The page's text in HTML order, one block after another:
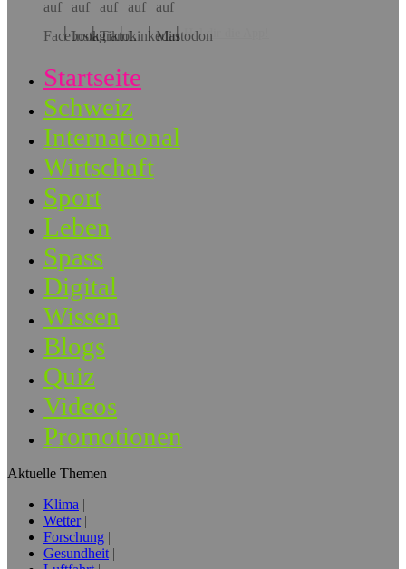
Hol dir die App!
Startseite
Schweiz
International
Wirtschaft
Sport
Leben
Spass
Digital
Wissen
Blogs
Quiz
Videos
Promotionen
Aktuelle Themen
Klima
Wetter
Forschung
Gesundheit